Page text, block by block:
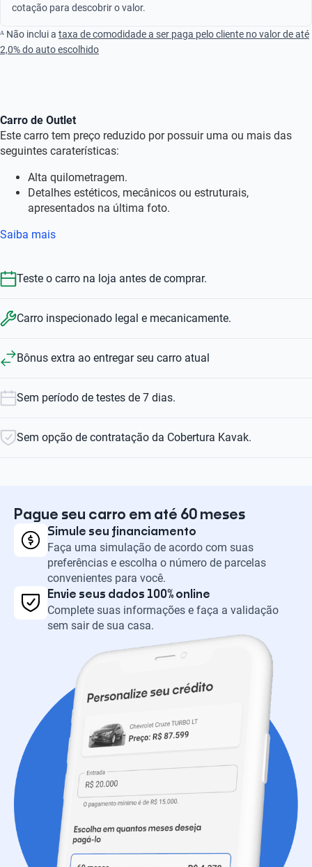
cotação para descobrir o valor.
ᴬ Não inclui a taxa de comodidade a ser paga pelo cliente no valor de até
2,0% do auto escolhido
Carro de Outlet
Este carro tem preço reduzido por possuir uma ou mais das
seguintes caraterísticas:
Alta quilometragem.
Detalhes estéticos, mecânicos ou estruturais,
apresentados na última foto.
Saiba mais
Teste o carro na loja antes de comprar.
Carro inspecionado legal e mecanicamente.
Bônus extra ao entregar seu carro atual
Sem período de testes de 7 dias.
Sem opção de contratação da Cobertura Kavak.
Pague seu carro em até 60 meses
Simule seu financiamento
Faça uma simulação de acordo com suas
preferências e escolha o número de parcelas
convenientes para você.
Envie seus dados 100% online
Complete suas informações e faça a validação
sem sair de sua casa.